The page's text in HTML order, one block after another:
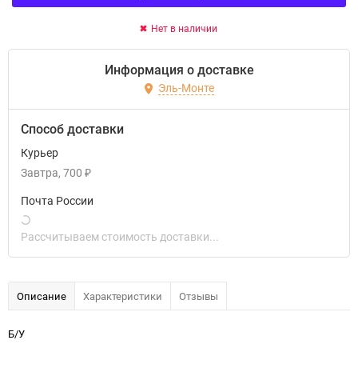
Нет в наличии
Информация о доставке
Эль-Монте
Способ доставки
Курьер
Завтра 700 ₽
Почта России
Рассчитываем стоимость доставки...
Описание Характеристики Отзывы
Б/У